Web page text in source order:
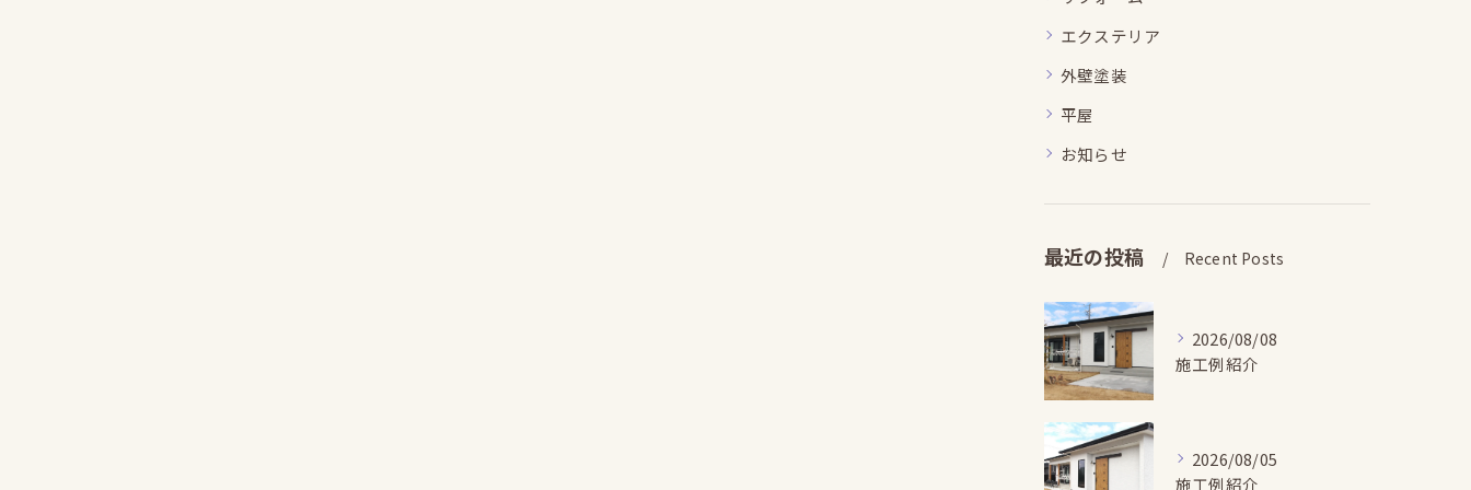
エクステリア
外壁塗装
平屋
お知らせ
最近の投稿 Recent Posts
2026/08/08
施工例紹介
2026/08/05
施工例紹介